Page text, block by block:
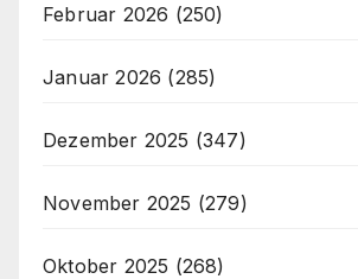
Februar 2026 (250)
Januar 2026 (285)
Dezember 2025 (347)
November 2025 (279)
Oktober 2025 (268)